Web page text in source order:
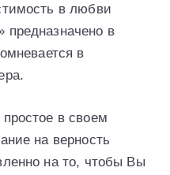
в любви
предназначено в
в
в своем
на верность
на то, чтобы Вы